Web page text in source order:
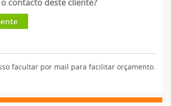
contacto deste cliente?
facultar por mail para facilitar orçamento.